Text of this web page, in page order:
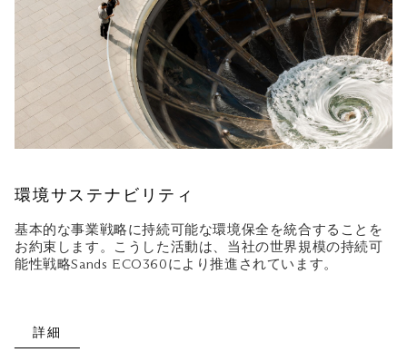
環境サステナビリティ
基本的な事業戦略に持続可能な環境保全を統合することを
お約束します。こうした活動は、当社の世界規模の持続可
能性戦略Sands ECO360により推進されています。
詳細